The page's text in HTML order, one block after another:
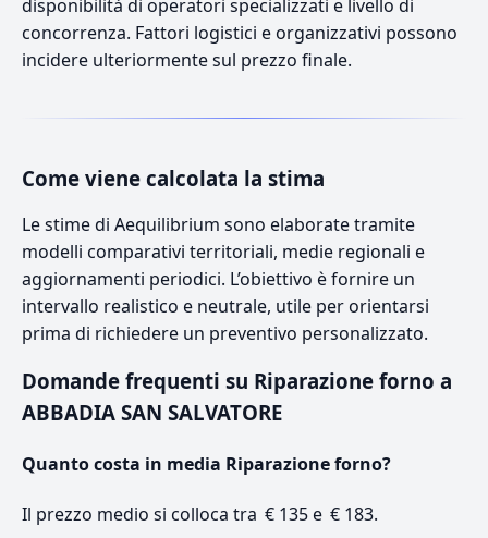
disponibilità di operatori specializzati e livello di
concorrenza. Fattori logistici e organizzativi possono
incidere ulteriormente sul prezzo finale.
Come viene calcolata la stima
Le stime di Aequilibrium sono elaborate tramite
modelli comparativi territoriali, medie regionali e
aggiornamenti periodici. L’obiettivo è fornire un
intervallo realistico e neutrale, utile per orientarsi
prima di richiedere un preventivo personalizzato.
Domande frequenti su Riparazione forno a
ABBADIA SAN SALVATORE
Quanto costa in media Riparazione forno?
Il prezzo medio si colloca tra € 135 e € 183.